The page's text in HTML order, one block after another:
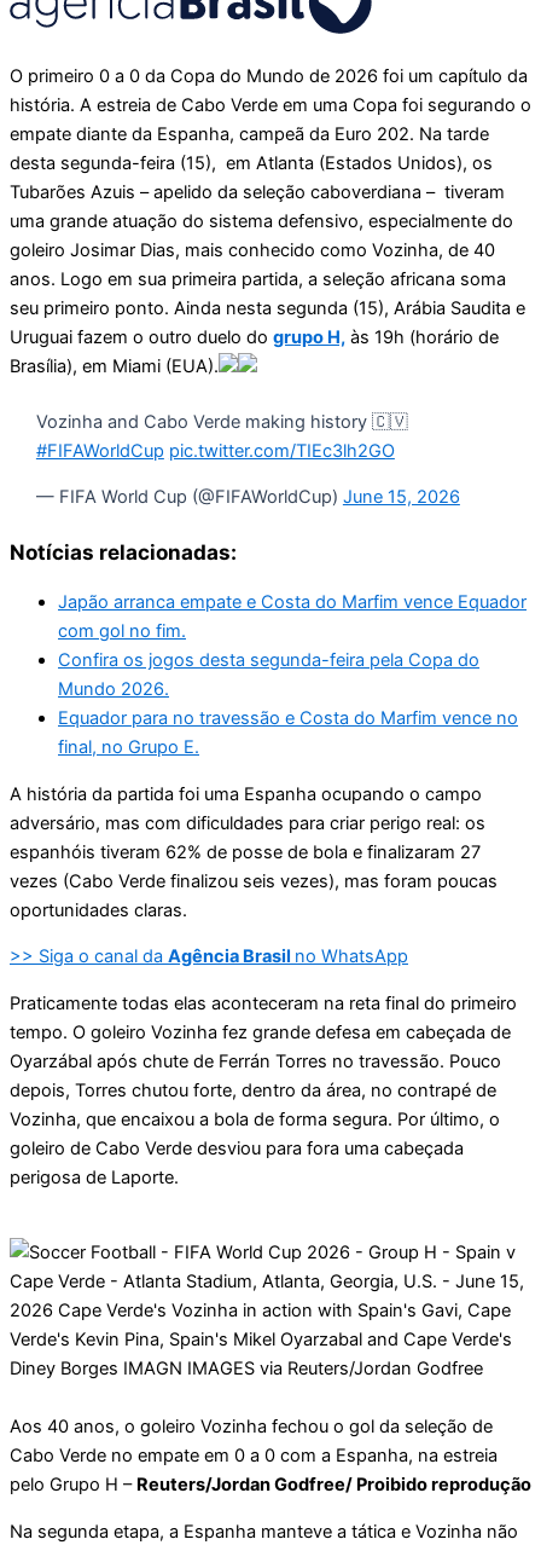
O primeiro 0 a 0 da Copa do Mundo de 2026 foi um capítulo da
história. A estreia de Cabo Verde em uma Copa foi segurando o
empate diante da Espanha, campeã da Euro 202. Na tarde
desta segunda-feira (15), em Atlanta (Estados Unidos), os
Tubarões Azuis – apelido da seleção caboverdiana – tiveram
uma grande atuação do sistema defensivo, especialmente do
goleiro Josimar Dias, mais conhecido como Vozinha, de 40
anos. Logo em sua primeira partida, a seleção africana soma
seu primeiro ponto. Ainda nesta segunda (15), Arábia Saudita e
Uruguai fazem o outro duelo do grupo H, às 19h (horário de
Brasília), em Miami (EUA).
Vozinha and Cabo Verde making history 🇨🇻
#FIFAWorldCup pic.twitter.com/TIEc3lh2GO
— FIFA World Cup (@FIFAWorldCup) June 15, 2026
Notícias relacionadas:
Japão arranca empate e Costa do Marfim vence Equador
com gol no fim.
Confira os jogos desta segunda-feira pela Copa do
Mundo 2026.
Equador para no travessão e Costa do Marfim vence no
final, no Grupo E.
A história da partida foi uma Espanha ocupando o campo
adversário, mas com dificuldades para criar perigo real: os
espanhóis tiveram 62% de posse de bola e finalizaram 27
vezes (Cabo Verde finalizou seis vezes), mas foram poucas
oportunidades claras.
>> Siga o canal da Agência Brasil no WhatsApp
Praticamente todas elas aconteceram na reta final do primeiro
tempo. O goleiro Vozinha fez grande defesa em cabeçada de
Oyarzábal após chute de Ferrán Torres no travessão. Pouco
depois, Torres chutou forte, dentro da área, no contrapé de
Vozinha, que encaixou a bola de forma segura. Por último, o
goleiro de Cabo Verde desviou para fora uma cabeçada
perigosa de Laporte.
Aos 40 anos, o goleiro Vozinha fechou o gol da seleção de
Cabo Verde no empate em 0 a 0 com a Espanha, na estreia
pelo Grupo H – Reuters/Jordan Godfree/ Proibido reprodução
Na segunda etapa, a Espanha manteve a tática e Vozinha não